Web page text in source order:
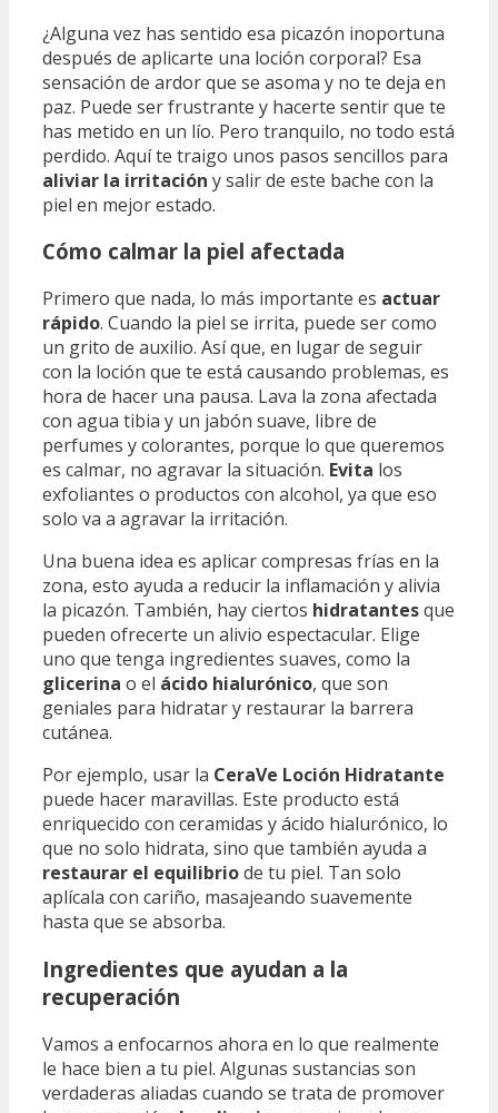
¿Alguna vez has sentido esa picazón inoportuna
después de aplicarte una loción corporal? Esa
sensación de ardor que se asoma y no te deja en
paz. Puede ser frustrante y hacerte sentir que te
has metido en un lío. Pero tranquilo, no todo está
perdido. Aquí te traigo unos pasos sencillos para
aliviar la irritación y salir de este bache con la
piel en mejor estado.
Cómo calmar la piel afectada
Primero que nada, lo más importante es actuar
rápido. Cuando la piel se irrita, puede ser como
un grito de auxilio. Así que, en lugar de seguir
con la loción que te está causando problemas, es
hora de hacer una pausa. Lava la zona afectada
con agua tibia y un jabón suave, libre de
perfumes y colorantes, porque lo que queremos
es calmar, no agravar la situación. Evita los
exfoliantes o productos con alcohol, ya que eso
solo va a agravar la irritación.
Una buena idea es aplicar compresas frías en la
zona, esto ayuda a reducir la inflamación y alivia
la picazón. También, hay ciertos hidratantesque
pueden ofrecerte un alivio espectacular. Elige
uno que tenga ingredientes suaves, como la
glicerina o el ácido hialurónico, que son
geniales para hidratar y restaurar la barrera
cutánea.
Por ejemplo, usar la CeraVe Loción Hidratante
puede hacer maravillas. Este producto está
enriquecido con ceramidas y ácido hialurónico, lo
que no solo hidrata, sino que también ayuda a
restaurar el equilibriode tu piel. Tan solo
aplícala con cariño, masajeando suavemente
hasta que se absorba.
Ingredientes que ayudan a la
recuperación
Vamos a enfocarnos ahora en lo que realmente
le hace bien a tu piel. Algunas sustancias son
verdaderas aliadas cuando se trata de promover